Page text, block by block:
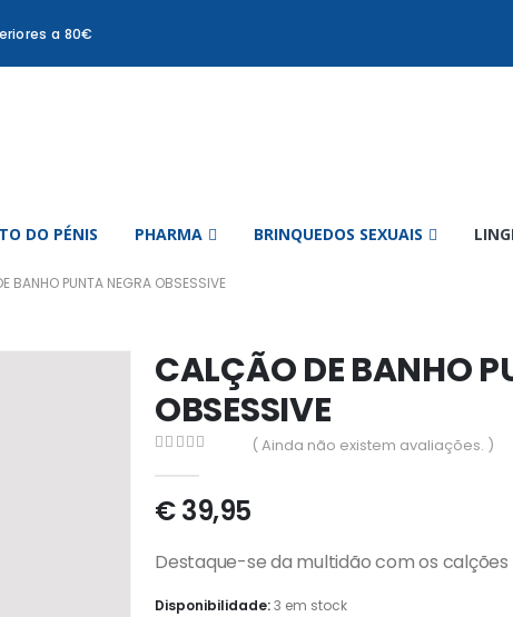
a 80€
DO PÉNIS PHARMA BRINQUEDOS SEXUAIS
BANHO PUNTA NEGRA OBSESSIVE
CALÇÃO DE BANHO
OBSESSIVE
( Ainda não existem avaliações. )
€39,95
Destaque-se da multidão com os
Disponibilidade:3 em stock